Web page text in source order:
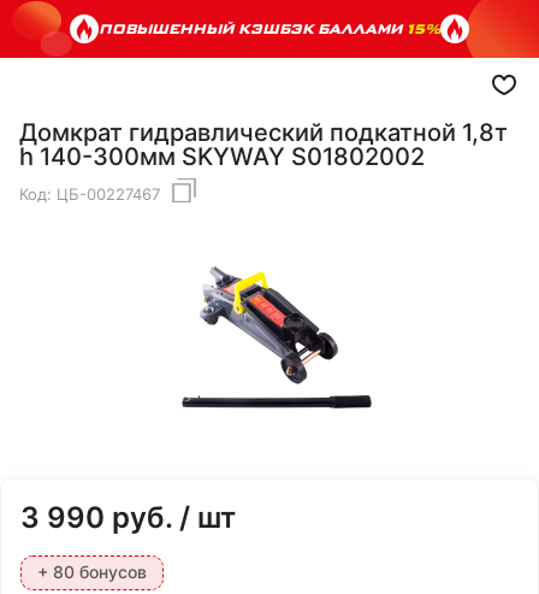
ПОВЫШЕННЫЙ КЭШБЭК БАЛЛАМИ15%
Домкрат гидравлический подкатной 1,8т
h 140-300мм SKYWAY S01802002
Код: ЦБ-00227467
3 990 руб. / шт
+ 80 бонусов